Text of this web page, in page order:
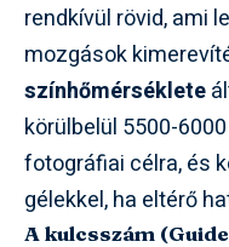
rendkívül rövid, ami
mozgások
színhőmérséklete
körülbelül 5500-
fotográfiai célra, és
gélekkel, ha eltérő
A kulcsszám